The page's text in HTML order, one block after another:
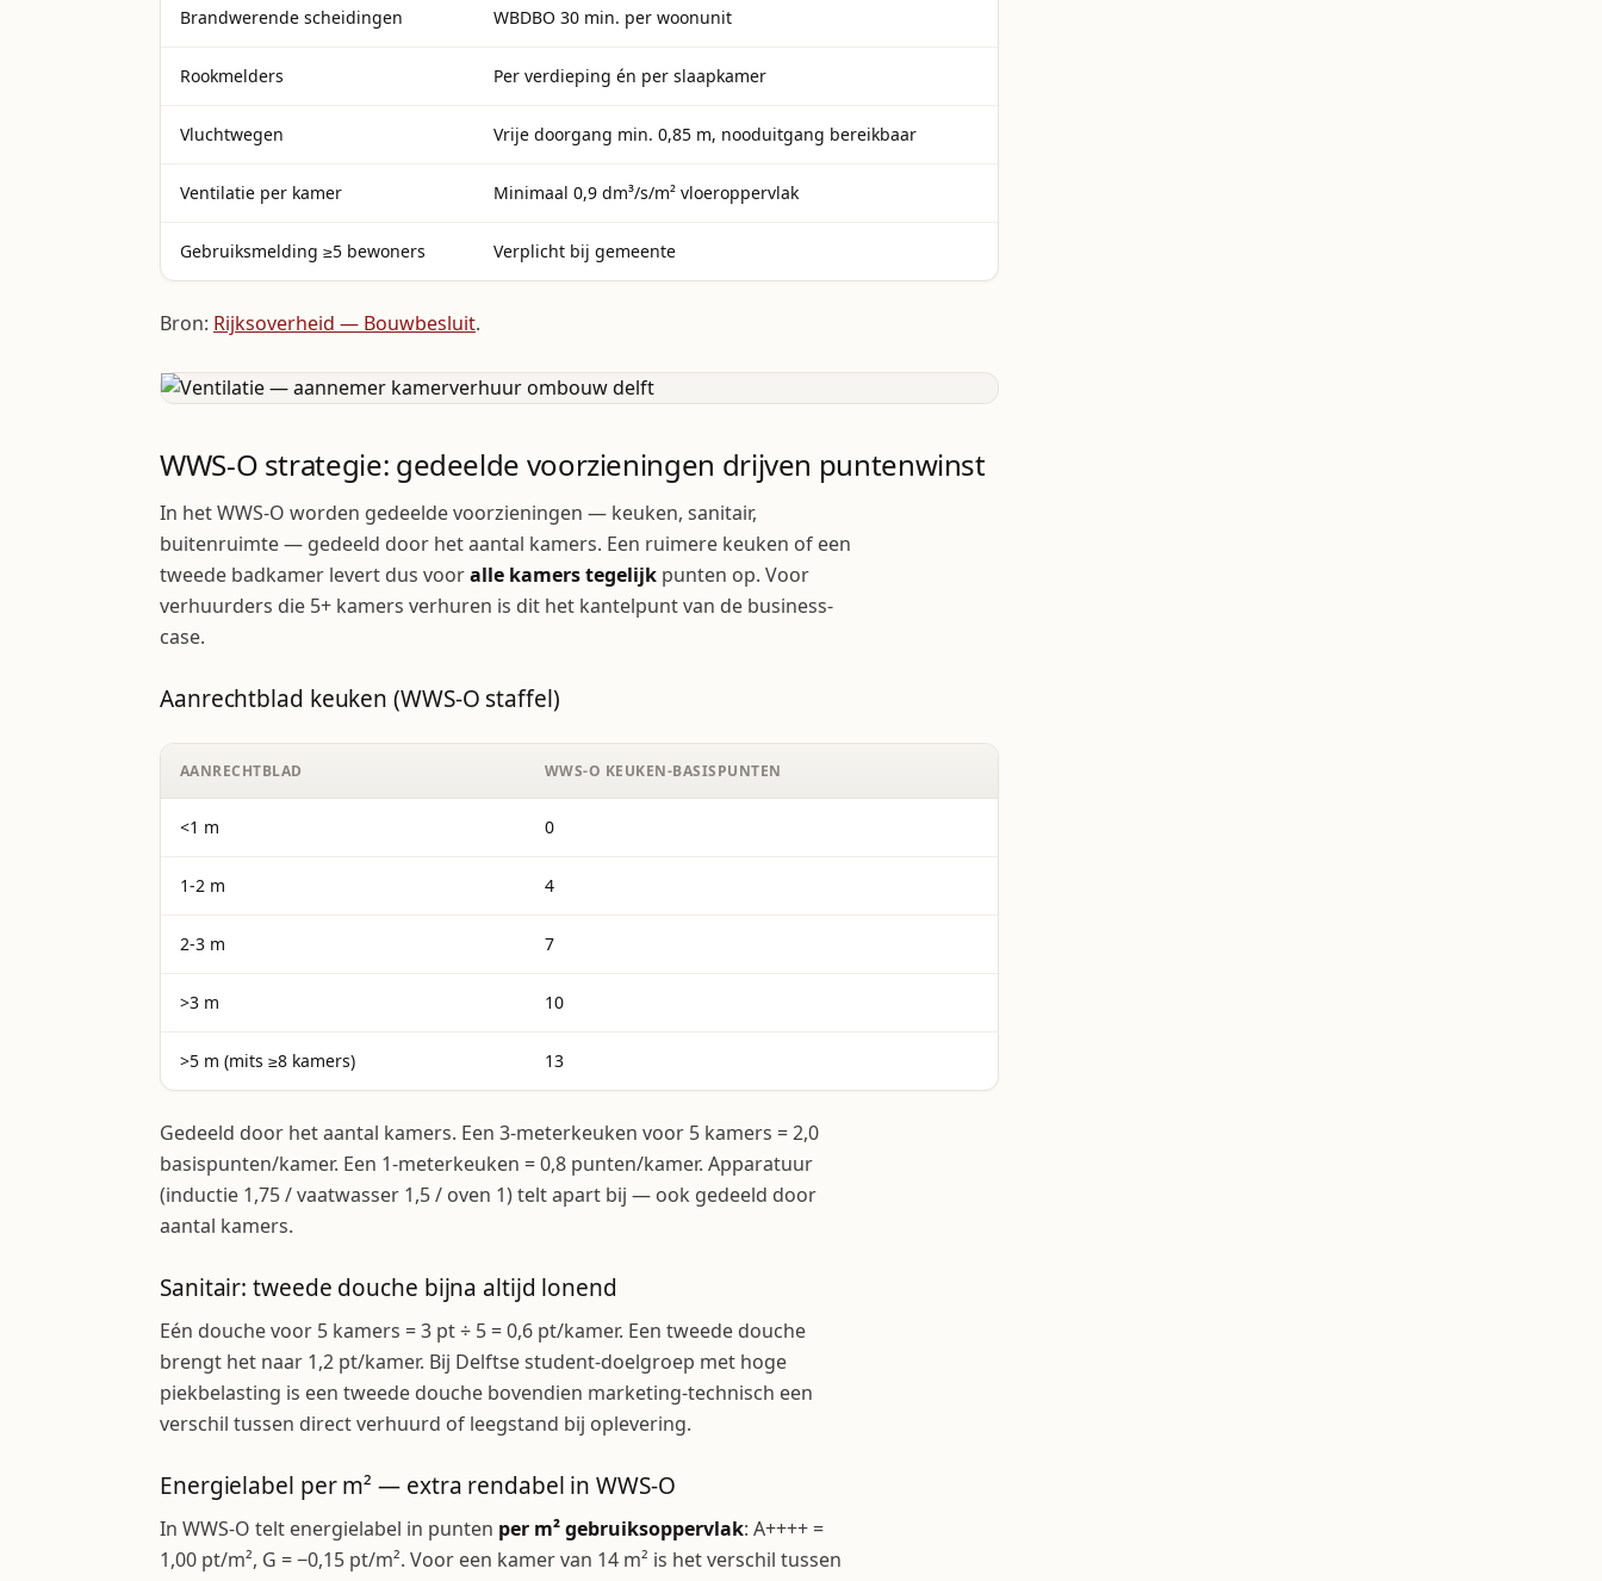
Brandwerende scheidingen WBDBO 30 min. per woonunit
Rookmelders Per verdieping én per slaapkamer
Vluchtwegen Vrije doorgang min. 0,85 m, nooduitgang bereikbaar
Ventilatie per kamer Minimaal 0,9 dm³/s/m² vloeroppervlak
Gebruiksmelding ≥5 bewoners Verplicht bij gemeente
Bron: Rijksoverheid — Bouwbesluit.
WWS-O strategie: gedeelde voorzieningen drijven puntenwinst
In het WWS-O worden gedeelde voorzieningen — keuken, sanitair,
buitenruimte — gedeeld door het aantal kamers. Een ruimere keuken of een
tweede badkamer levert dus vooralle kamers tegelijk punten op. Voor
verhuurders die 5+ kamers verhuren is dit het kantelpunt van de business-
case.
Aanrechtblad keuken (WWS-O staffel)
AANRECHTBLAD WWS-O KEUKEN-BASISPUNTEN
<1 m 0
1-2 m 4
2-3 m 7
>3 m 10
>5 m (mits ≥8 kamers) 13
Gedeeld door het aantal kamers. Een 3-meterkeuken voor 5 kamers = 2,0
basispunten/kamer. Een 1-meterkeuken = 0,8 punten/kamer. Apparatuur
(inductie 1,75 / vaatwasser 1,5 / oven 1) telt apart bij — ook gedeeld door
aantal kamers.
Sanitair: tweede douche bijna altijd lonend
Eén douche voor 5 kamers = 3 pt ÷ 5 = 0,6 pt/kamer. Een tweede douche
brengt het naar 1,2 pt/kamer. Bij Delftse student-doelgroep met hoge
piekbelasting is een tweede douche bovendien marketing-technisch een
verschil tussen direct verhuurd of leegstand bij oplevering.
Energielabel per m² — extra rendabel in WWS-O
In WWS-O telt energielabel in punten per m² gebruiksoppervlak: A++++ =
1,00 pt/m², G = −0,15 pt/m². Voor een kamer van 14 m² is het verschil tussen